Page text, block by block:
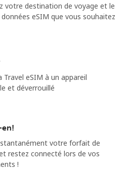
votre destination de voyage et le
eSIM que vous souhaitez
Travel eSIM à un appareil
et déverrouillé
votre forfait de
restez connecté lors de vos
!